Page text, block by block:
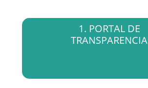
1. PORTAL DE
TRANSPARENCIA